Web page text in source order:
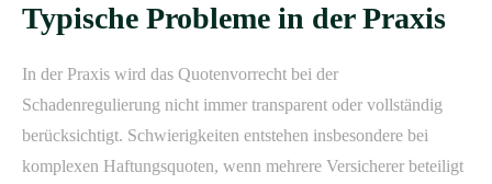
Typische Probleme in der Praxis
In der Praxis wird das Quotenvorrecht bei der
Schadenregulierung nicht immer transparent oder vollständig
berücksichtigt. Schwierigkeiten entstehen insbesondere bei
komplexen Haftungsquoten, wenn mehrere Versicherer beteiligt